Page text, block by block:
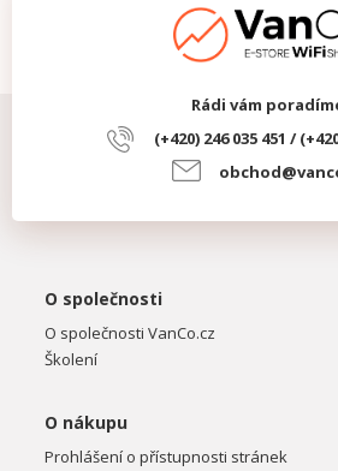
IP66
Rádi vám
(+420) 246 035 451 /
O společnosti
O společnosti VanCo.cz
Školení
O nákupu
Prohlášení o přístupnosti stránek